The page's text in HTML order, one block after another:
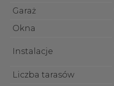
Garaż
Okna
Instalacje
Liczba tarasów